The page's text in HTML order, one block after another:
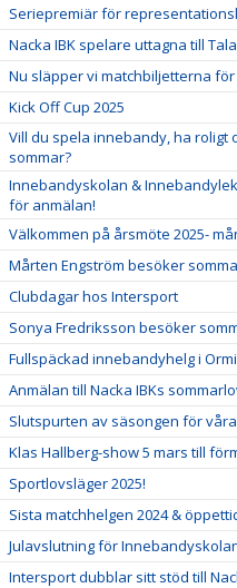
Seriepremiär för
Nacka IBK spelare uttagna till
Nu släpper vi matchbiljetterna för
Kick Off Cup 2025
Vill du spela innebandy, ha roligt
sommar?
Innebandyskolan &
för anmälan!
Välkommen på årsmöte 2025-
Mårten Engström besöker
Clubdagar hos Intersport
Sonya Fredriksson besöker
Fullspäckad innebandyhelg i
Anmälan till Nacka IBKs
Slutspurten av säsongen för
Klas Hallberg-show 5 mars till
Sportlovsläger 2025!
Sista matchhelgen 2024 &
Julavslutning för
Intersport dubblar sitt stöd till